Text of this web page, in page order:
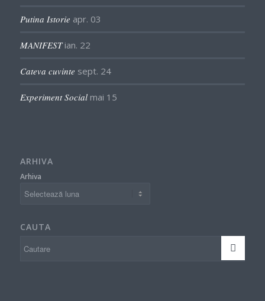
Putina Istorie apr. 03
MANIFEST ian. 22
Cateva cuvinte sept. 24
Experiment Social mai 15
ARHIVA
Arhiva
CAUTA